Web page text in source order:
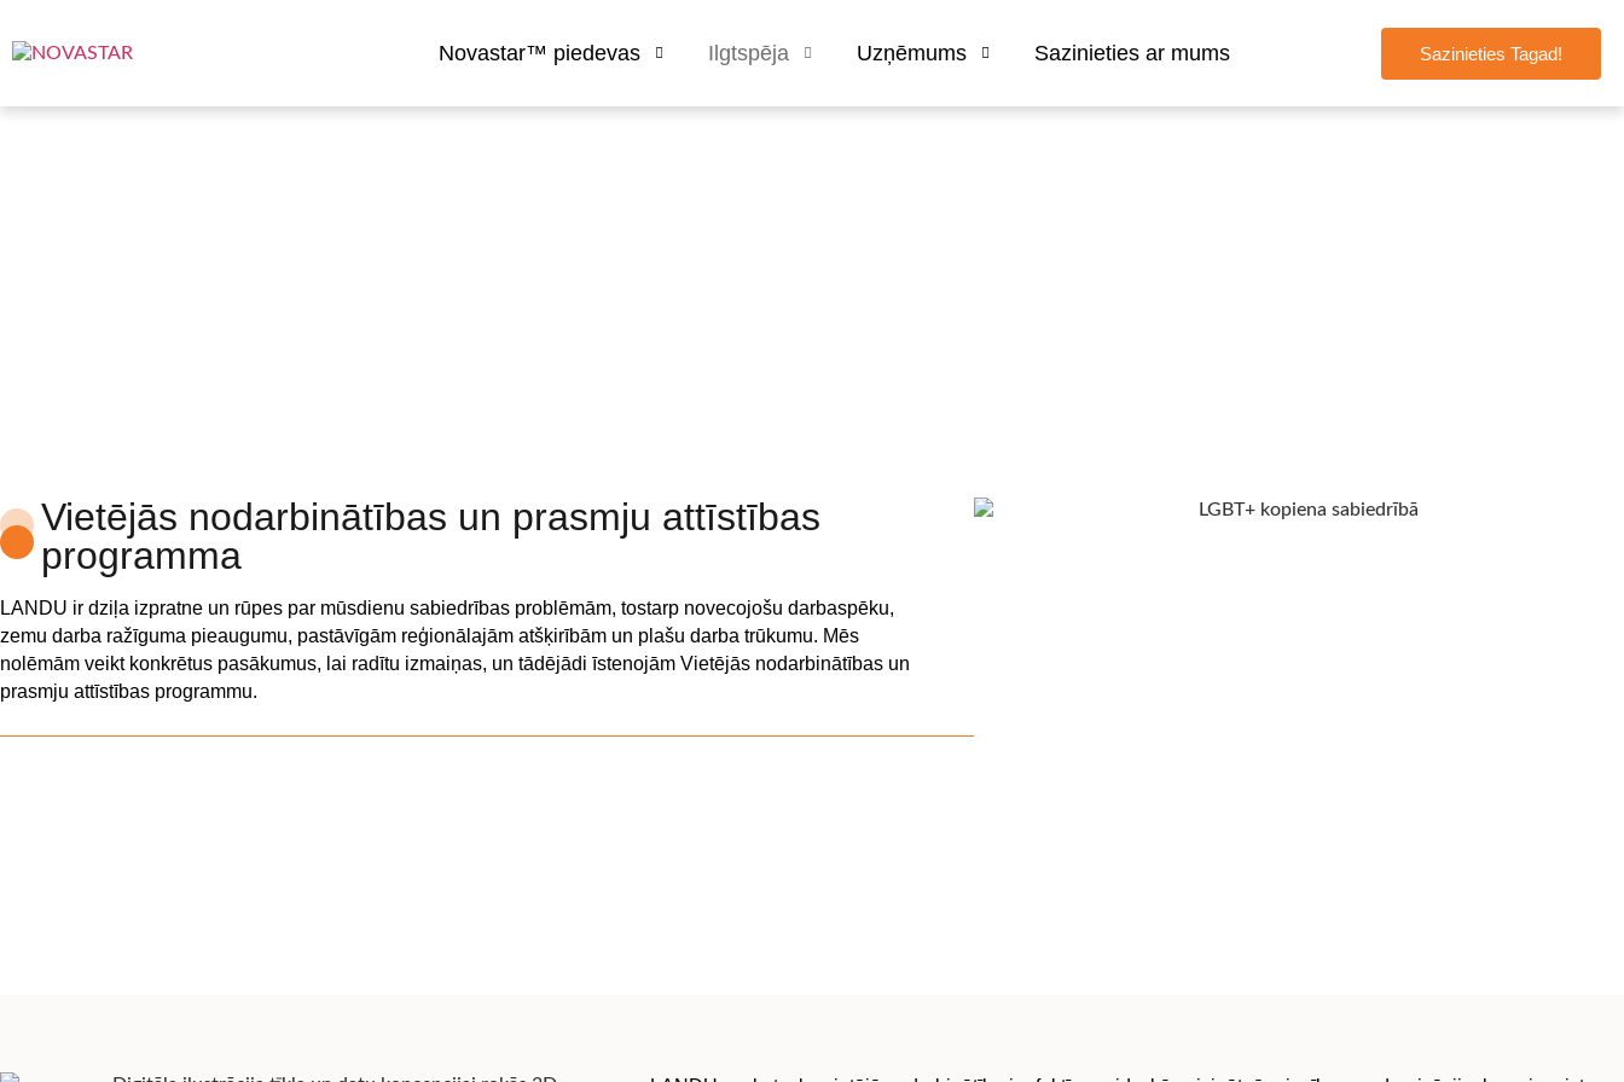
Novastar™ piedevas Ilgtspēja Uzņēmums Sazinieties ar mums Sazinieties Tagad!
Vietējās nodarbinātības un prasmju attīstības
programma
LANDU ir dziļa izpratne un rūpes par mūsdienu sabiedrības problēmām, tostarp novecojošu darbaspēku,
zemu darba ražīguma pieaugumu, pastāvīgām reģionālajām atšķirībām un plašu darba trūkumu. Mēs
nolēmām veikt konkrētus pasākumus, lai radītu izmaiņas, un tādējādi īstenojām Vietējās nodarbinātības un
prasmju attīstības programmu.